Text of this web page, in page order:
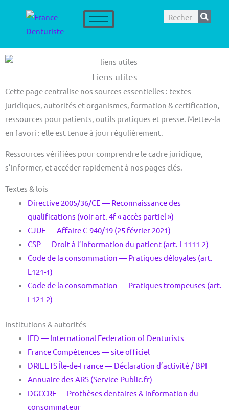
contenu
Rechercher
Liens utiles
Cette page centralise nos sources essentielles : textes
juridiques, autorités et organismes, formation & certification,
ressources pour patients, outils pratiques et presse. Mettez-la
en favori : elle est tenue à jour régulièrement.
Ressources vérifiées pour comprendre le cadre juridique,
s’informer, et accéder rapidement à nos pages clés.
Textes & lois
Directive 2005/36/CE — Reconnaissance des
qualifications (voir art. 4f « accès partiel »)
CJUE — Affaire C-940/19 (25 février 2021)
CSP — Droit à l’information du patient (art. L1111-2)
Code de la consommation — Pratiques déloyales (art.
L121-1)
Code de la consommation — Pratiques trompeuses (art.
L121-2)
Institutions & autorités
IFD — International Federation of Denturists
France Compétences — site officiel
DRIEETS Île-de-France — Déclaration d’activité / BPF
Annuaire des ARS (Service-Public.fr)
DGCCRF — Prothèses dentaires & information du
consommateur